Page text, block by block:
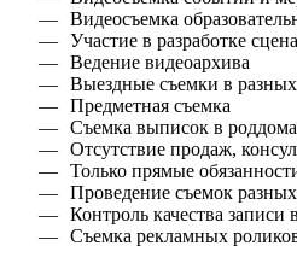
Видеосъемка
Участие в разработке
Ведение видеоархива
Выездные съемки в
Предметная съемка
Съемка выписок в
Отсутствие продаж,
Только прямые
Проведение съемок
Контроль качества записи
Съемка рекламных